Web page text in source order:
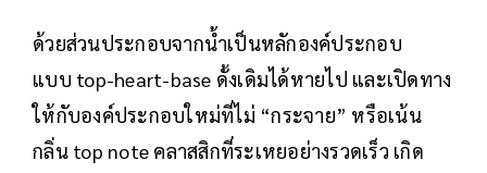
ด้วยส่วนประกอบจากน้ำเป็นหลักองค์ประกอบ
แบบ top-heart-base ดั้งเดิมได้หายไป และเปิดทาง
ให้กับองค์ประกอบใหม่ที่ไม่ “กระจาย” หรือเน้น
กลิ่น top note คลาสสิกที่ระเหยอย่างรวดเร็ว เกิด